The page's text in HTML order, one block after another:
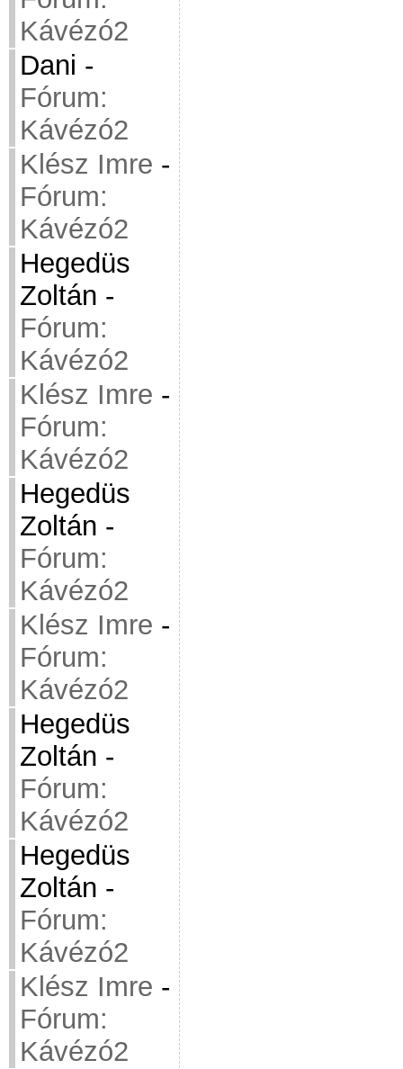
Kávézó2
Dani -
Fórum:
Kávézó2
Klész Imre -
Fórum:
Kávézó2
Hegedüs
Zoltán -
Fórum:
Kávézó2
Klész Imre -
Fórum:
Kávézó2
Hegedüs
Zoltán -
Fórum:
Kávézó2
Klész Imre -
Fórum:
Kávézó2
Hegedüs
Zoltán -
Fórum:
Kávézó2
Hegedüs
Zoltán -
Fórum:
Kávézó2
Klész Imre -
Fórum:
Kávézó2